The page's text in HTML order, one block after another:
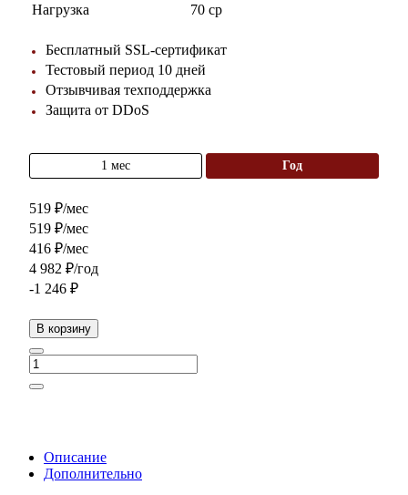
Нагрузка
70 cp
Бесплатный SSL-сертификат
Тестовый период 10 дней
Отзывчивая техподдержка
Защита от DDoS
1 мес год
519 ₽/мес
519 ₽/мес
416 ₽/мес
4 982 ₽/год
-1 246 ₽
В корзину
Описание
Дополнительно